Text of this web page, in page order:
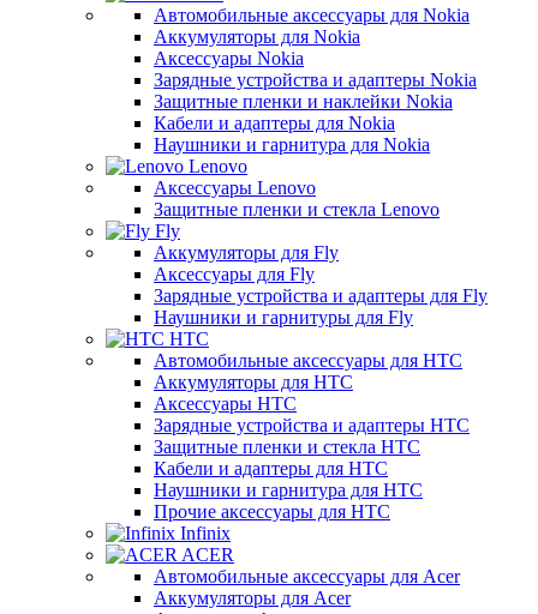
Автомобильные аксессуары для Nokia
Аккумуляторы для Nokia
Аксессуары Nokia
Зарядные устройства и адаптеры Nokia
Защитные пленки и наклейки Nokia
Кабели и адаптеры для Nokia
Наушники и гарнитура для Nokia
Lenovo
Аксессуары Lenovo
Защитные пленки и стекла Lenovo
Fly
Аккумуляторы для Fly
Аксессуары для Fly
Зарядные устройства и адаптеры для Fly
Наушники и гарнитуры для Fly
HTC
Автомобильные аксессуары для HTC
Аккумуляторы для HTC
Аксессуары HTC
Зарядные устройства и адаптеры HTC
Защитные пленки и стекла HTC
Кабели и адаптеры для HTC
Наушники и гарнитура для HTC
Прочие аксессуары для HTC
Infinix
ACER
Автомобильные аксессуары для Acer
Аккумуляторы для Acer